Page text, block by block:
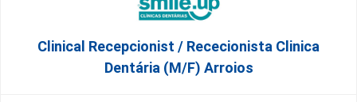
Clinical Recepcionist / Rececionista Clinica
Dentária (M/F) Arroios